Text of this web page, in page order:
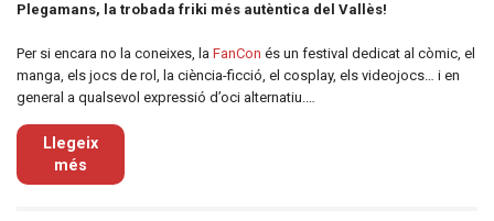
Plegamans, la trobada friki més autèntica del Vallès!
Per si encara no la coneixes, la FanCon és un festival dedicat al còmic, el
manga, els jocs de rol, la ciència-ficció, el cosplay, els videojocs… i en
general a qualsevol expressió d’oci alternatiu.…
Llegeix
més